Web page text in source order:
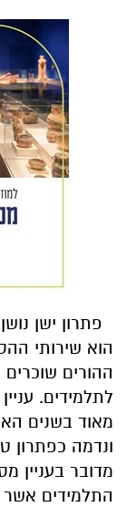
פתרון ישן
הוא שירותי
ההורים
לתלמידים.
מאוד בשנים
ונדמה כפתרון
מדובר בעניין
התלמידים